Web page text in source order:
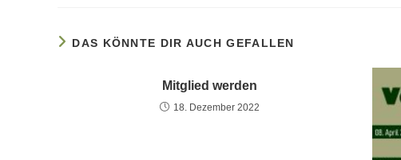
DAS KÖNNTE DIR AUCH GEFALLEN
Mitglied werden
18. Dezember 2022